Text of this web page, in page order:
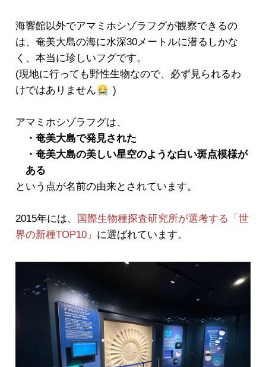
海響館以外でアマミホシゾラフグが観察できるの
は、奄美大島の海に水深30メートルに潜るしかな
く、本当に珍しいフグです。
(現地に行っても野性生物なので、必ず見られるわ
けではありません
)
アマミホシゾラフグは、
・奄美大島で発見された
・奄美大島の美しい星空のような白い斑点模様が
ある
という点が名前の由来とされています。
2015年には、
国際生物種探査研究所が選考する「世
界の新種TOP10」 に選ばれています。